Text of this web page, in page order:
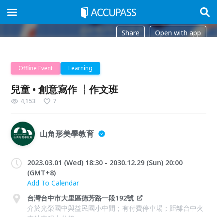
Share Open with app
Offline Event Learning
兒童 • 創意寫作 ┊作文班
4,153 7
山角形美學教育
2023.03.01 (Wed) 18:30 - 2030.12.29 (Sun) 20:00
(GMT+8)
Add To Calendar
台灣台中市大里區德芳路一段192號
介於光榮國中與益民國小中間；有付費停車場；距離台中火